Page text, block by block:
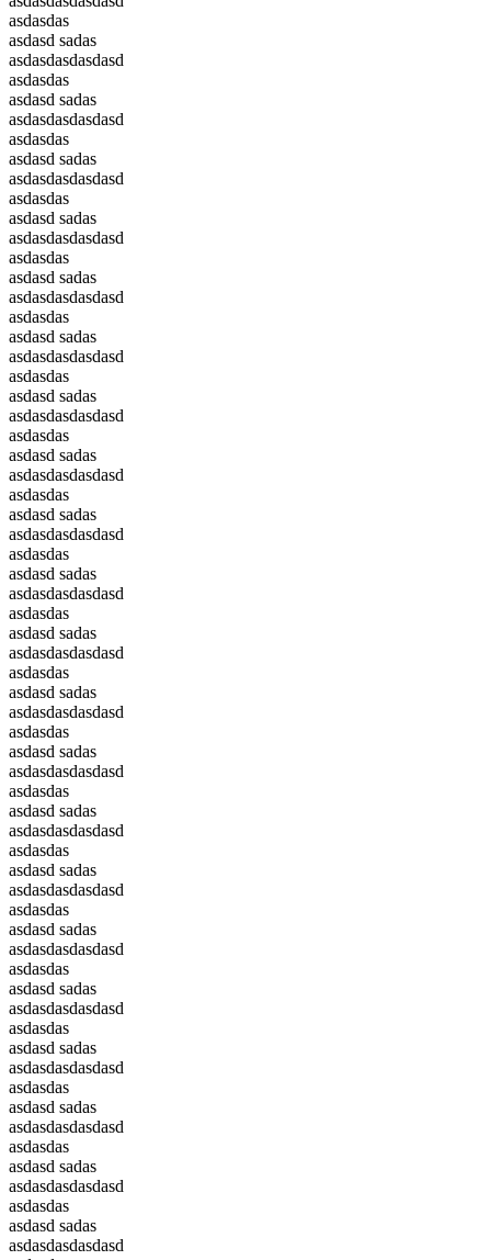
asdasdas
asdasd sadas
asdasdasdasdasd
asdasdas
asdasd sadas
asdasdasdasdasd
asdasdas
asdasd sadas
asdasdasdasdasd
asdasdas
asdasd sadas
asdasdasdasdasd
asdasdas
asdasd sadas
asdasdasdasdasd
asdasdas
asdasd sadas
asdasdasdasdasd
asdasdas
asdasd sadas
asdasdasdasdasd
asdasdas
asdasd sadas
asdasdasdasdasd
asdasdas
asdasd sadas
asdasdasdasdasd
asdasdas
asdasd sadas
asdasdasdasdasd
asdasdas
asdasd sadas
asdasdasdasdasd
asdasdas
asdasd sadas
asdasdasdasdasd
asdasdas
asdasd sadas
asdasdasdasdasd
asdasdas
asdasd sadas
asdasdasdasdasd
asdasdas
asdasd sadas
asdasdasdasdasd
asdasdas
asdasd sadas
asdasdasdasdasd
asdasdas
asdasd sadas
asdasdasdasdasd
asdasdas
asdasd sadas
asdasdasdasdasd
asdasdas
asdasd sadas
asdasdasdasdasd
asdasdas
asdasd sadas
asdasdasdasdasd
asdasdas
asdasd sadas
asdasdasdasdasd